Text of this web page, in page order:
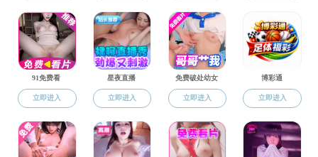
返回
转发：党风廉政|关于锲而